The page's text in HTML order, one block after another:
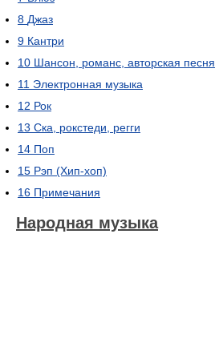
8 Джаз
9 Кантри
10 Шансон, романс, авторская песня
11 Электронная музыка
12 Рок
13 Ска, рокстеди, регги
14 Поп
15 Рэп (Хип-хоп)
16 Примечания
Народная музыка